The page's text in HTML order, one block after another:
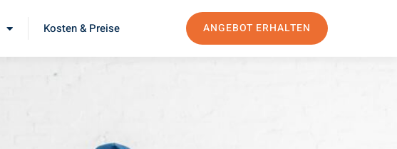
Kosten & Preise ANGEBOT ERHALTEN